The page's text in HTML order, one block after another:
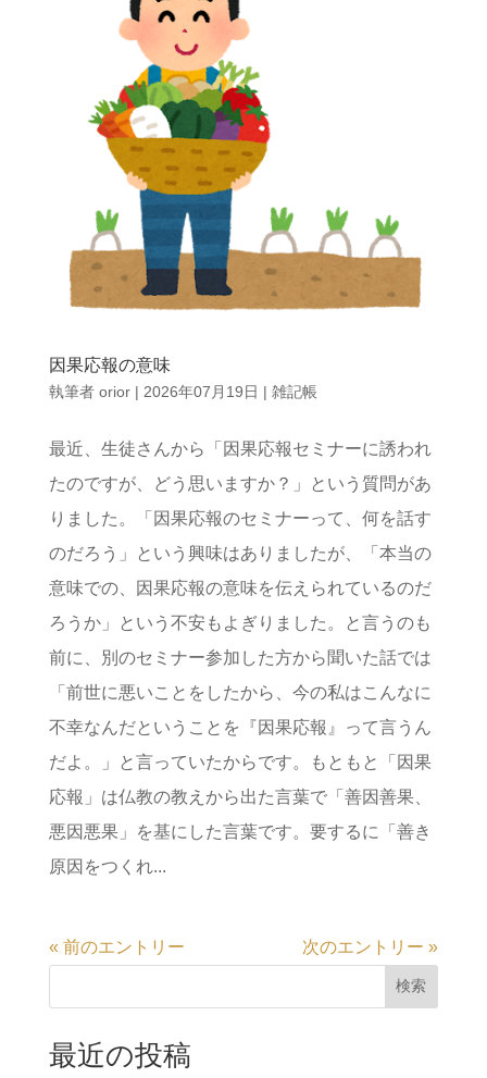
因果応報の意味
執筆者 orior| 2026年07月19日 | 雑記帳
最近、生徒さんから「因果応報セミナーに誘われ
たのですが、どう思いますか？」という質問があ
りました。「因果応報のセミナーって、何を話す
のだろう」という興味はありましたが、「本当の
意味での、因果応報の意味を伝えられているのだ
ろうか」という不安もよぎりました。と言うのも
前に、別のセミナー参加した方から聞いた話では
「前世に悪いことをしたから、今の私はこんなに
不幸なんだということを『因果応報』って言うん
だよ。」と言っていたからです。もともと「因果
応報」は仏教の教えから出た言葉で「善因善果、
悪因悪果」を基にした言葉です。要するに「善き
原因をつくれ...
« 前のエントリー 次のエントリー »
検索
最近の投稿